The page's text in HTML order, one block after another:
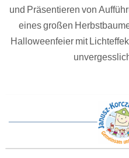
und Präsentieren von
eines großen
Halloweenfeier mit